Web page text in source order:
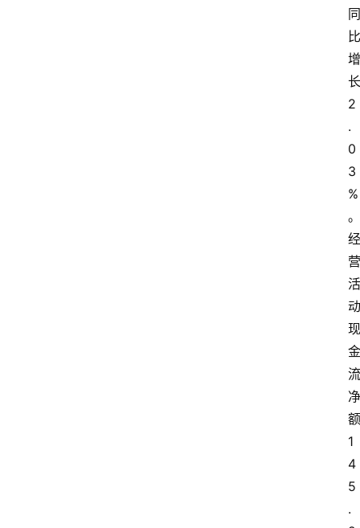
同
比
增
长
2
.
0
3
%
。
经
营
活
动
现
金
流
净
额
1
4
5
.